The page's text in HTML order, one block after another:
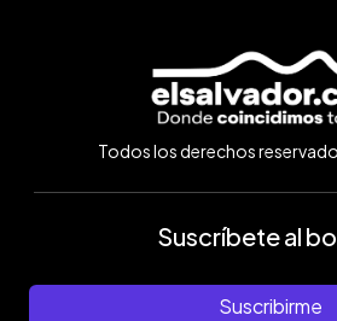
Todos los derechos
Suscríbete al
Suscribirme